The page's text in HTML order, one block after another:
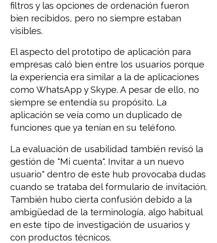
filtros y las opciones de ordenación fueron
bien recibidos, pero no siempre estaban
visibles.
El aspecto del prototipo de aplicación para
empresas caló bien entre los usuarios porque
la experiencia era similar a la de aplicaciones
como WhatsApp y Skype. A pesar de ello, no
siempre se entendía su propósito. La
aplicación se veía como un duplicado de
funciones que ya tenían en su teléfono.
La evaluación de usabilidad también revisó la
gestión de "Mi cuenta". Invitar a un nuevo
usuario" dentro de este hub provocaba dudas
cuando se trataba del formulario de invitación.
También hubo cierta confusión debido a la
ambigüedad de la terminología, algo habitual
en este tipo de investigación de usuarios y
con productos técnicos.